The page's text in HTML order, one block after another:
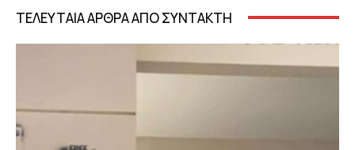
ΤΕΛΕΥΤΑΙΑ ΑΡΘΡΑ ΑΠΟ ΣΥΝΤΑΚΤΗ